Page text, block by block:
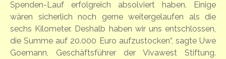
Spenden-Lauf erfolgreich absolviert haben. Einige
wären sicherlich noch gerne weitergelaufen als die
sechs Kilometer. Deshalb haben wir uns entschlossen,
die Summe auf 20.000 Euro aufzustocken“, sagte Uwe
Goemann, Geschäftsführer der Vivawest Stiftung.